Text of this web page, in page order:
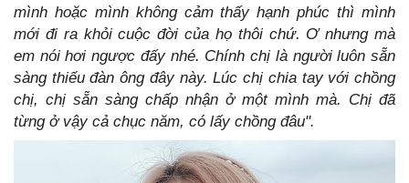
mình hoặc mình không cảm thấy hạnh phúc thì mình
mới đi ra khỏi cuộc đời của họ thôi chứ. Ơ nhưng mà
em nói hơi ngược đấy nhé. Chính chị là người luôn sẵn
sàng thiếu đàn ông đây này. Lúc chị chia tay với chồng
chị, chị sẵn sàng chấp nhận ở một mình mà. Chị đã
từng ở vậy cả chục năm, có lấy chồng đâu".